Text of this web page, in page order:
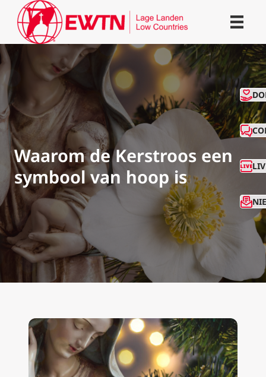
Waarom de Kerstroos een
symbool van hoop is